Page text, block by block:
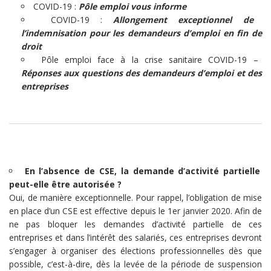
COVID-19 : Pôle emploi vous informe
COVID-19 :Allongement exceptionnel de
l’indemnisation pour les demandeurs d’emploi en fin de
droit
Pôle emploi face à la crise sanitaire COVID-19 –
Réponses aux questions des demandeurs d’emploi et des
entreprises
En l’absence de CSE, la demande d’activité partielle
peut-elle être autorisée ?
Oui, de manière exceptionnelle. Pour rappel, l’obligation de mise
en place d’un CSE est effective depuis le 1er janvier 2020. Afin de
ne pas bloquer les demandes d’activité partielle de ces
entreprises et dans l’intérêt des salariés, ces entreprises devront
s’engager à organiser des élections professionnelles dès que
possible, c’est-à-dire, dès la levée de la période de suspension